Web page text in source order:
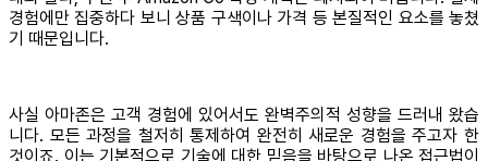
경험에만 집중하다 보니 상품 구색이나 가격 등 본질적인 요소를 놓쳤
기 때문입니다.
사실 아마존은 고객 경험에 있어서도 완벽주의적 성향을 드러내 왔습
니다. 모든 과정을 철저히 통제하여 완전히 새로운 경험을 주고자 한
것이죠. 이는 기본적으로 기술에 대한 믿음을 바탕으로 나온 접근법이